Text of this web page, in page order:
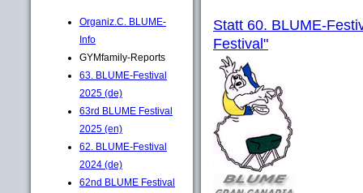
Organiz.C. BLUME-
Info
GYMfamily-Reports
63. BLUME-Festival
2025 (de)
63rd BLUME Festival
2025 (en)
62. BLUME-Festival
2024 (de)
62nd BLUME Festival
Statt 60. BLUME-
Festival"